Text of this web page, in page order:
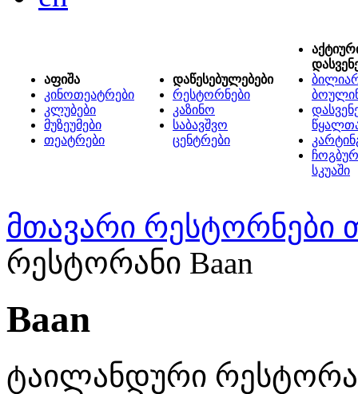
აფიშა
კინოთეატრები
კლუბები
მუზეუმები
თეატრები
დაწესებულებები
რესტორნები
კაზინო
საბავშვო
ცენტრები
სკუაში
მთავარი რესტორნები
რესტორანი Baan
Baan
ტაილანდური